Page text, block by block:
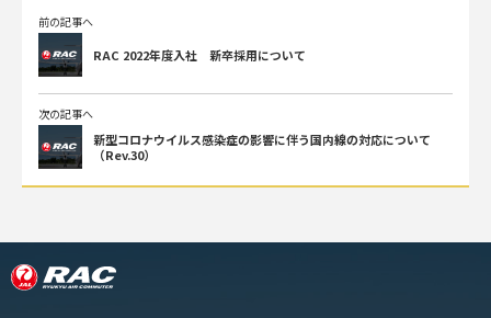
前の記事へ
RAC 2022年度入社 新卒採用について
次の記事へ
新型コロナウイルス感染症の影響に伴う国内線の対応について
（Rev.30）